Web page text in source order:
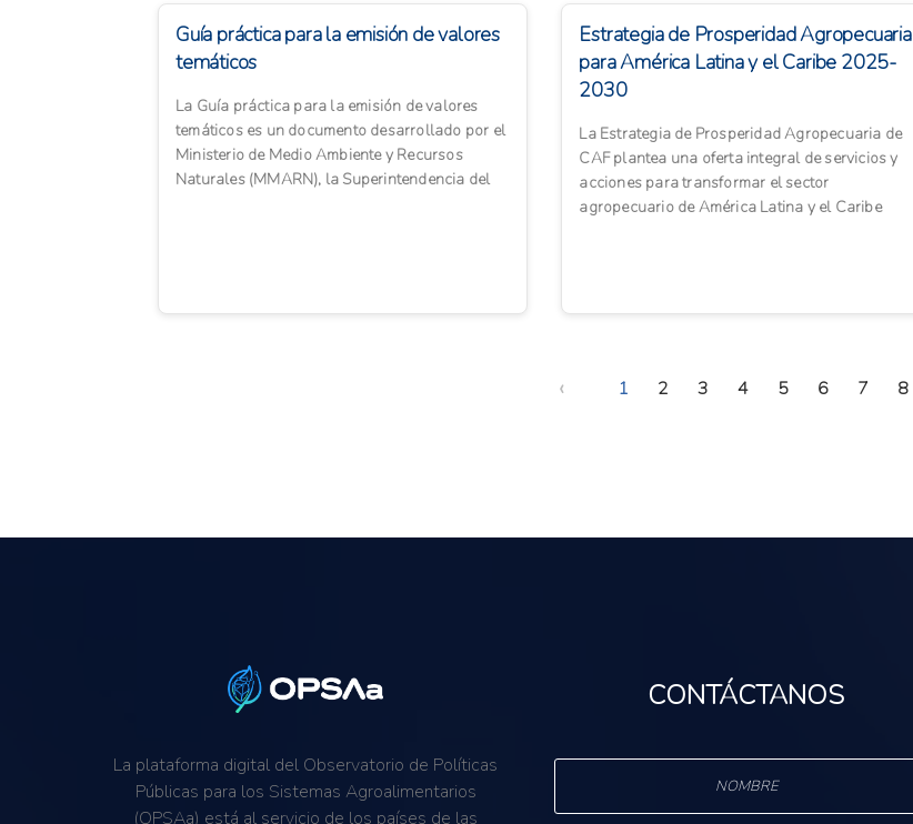
Guía práctica para la emisión de valores
temáticos
La Guía práctica para la emisión de valores
temáticos es un documento desarrollado por el
Ministerio de Medio Ambiente y Recursos
Naturales (MMARN), la Superintendencia del
Estrategia de Prosperidad Agropecuaria
para América Latina y el Caribe 2025-
2030
La Estrategia de Prosperidad Agropecuaria de
CAF plantea una oferta integral de servicios y
acciones para transformar el sector
agropecuario de América Latina y el Caribe
‹ 1 2 3 4 5 6 7 8
La plataforma digital del Observatorio de Políticas
Públicas para los Sistemas Agroalimentarios
(OPSAa) está al servicio de los países de las
CONTÁCTANOS